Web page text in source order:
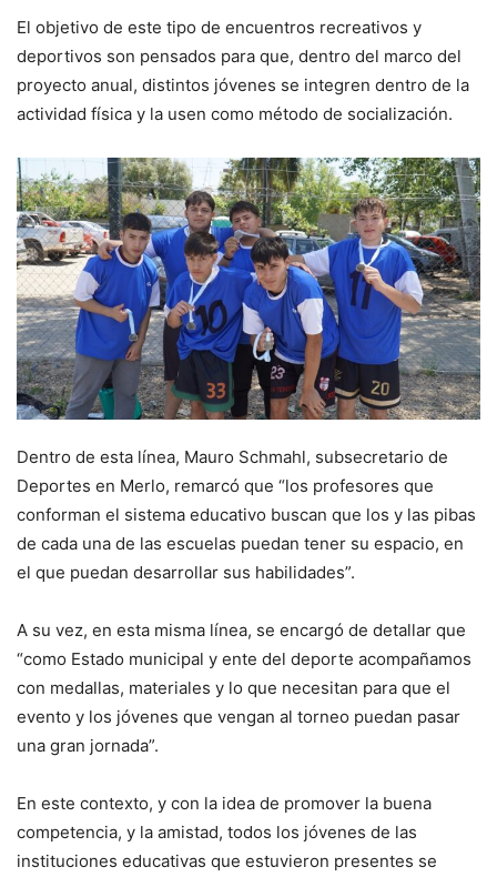
El objetivo de este tipo de encuentros recreativos y
deportivos son pensados para que, dentro del marco del
proyecto anual, distintos jóvenes se integren dentro de la
actividad física y la usen como método de socialización.
Dentro de esta línea, Mauro Schmahl, subsecretario de
Deportes en Merlo, remarcó que “los profesores que
conforman el sistema educativo buscan que los y las pibas
de cada una de las escuelas puedan tener su espacio, en
el que puedan desarrollar sus habilidades”.
A su vez, en esta misma línea, se encargó de detallar que
“como Estado municipal y ente del deporte acompañamos
con medallas, materiales y lo que necesitan para que el
evento y los jóvenes que vengan al torneo puedan pasar
una gran jornada”.
En este contexto, y con la idea de promover la buena
competencia, y la amistad, todos los jóvenes de las
instituciones educativas que estuvieron presentes se